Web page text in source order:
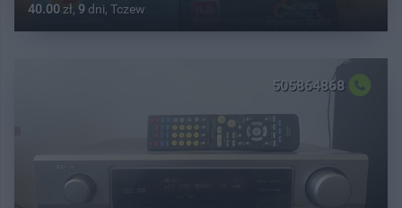
40.00 zł, 9 dni, Tczew
505864868